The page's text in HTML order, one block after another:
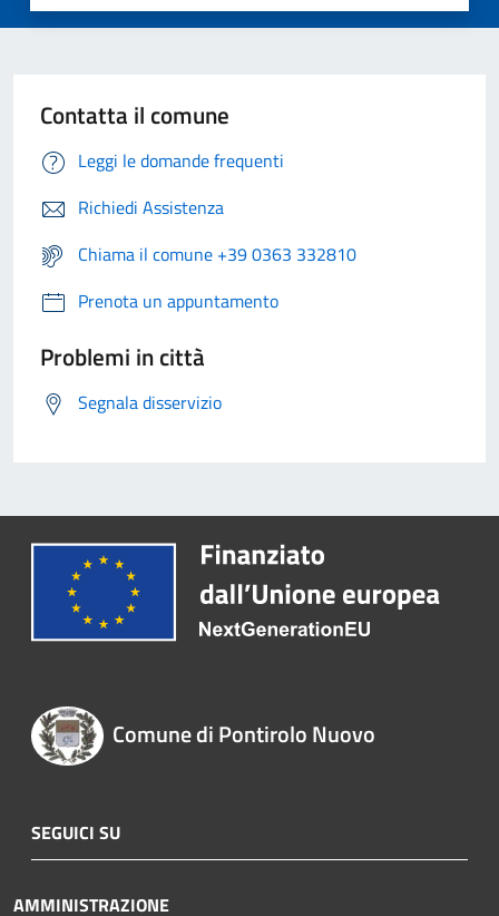
Contatta il comune
Leggi le domande frequenti
Richiedi Assistenza
Chiama il comune +39 0363 332810
Prenota un appuntamento
Problemi in città
Segnala disservizio
Comune di Pontirolo Nuovo
SEGUICI SU
AMMINISTRAZIONE